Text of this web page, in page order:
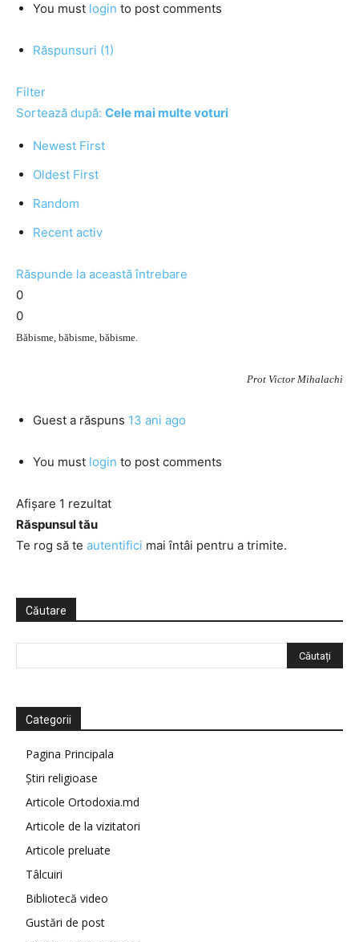
You must login to post comments
Răspunsuri (1)
Filter
Sortează după: Cele mai multe voturi
Newest First
Oldest First
Random
Recent activ
Răspunde la această întrebare
0
0
Băbisme, băbisme, băbisme.
Prot Victor Mihalachi
Guest a răspuns 13 ani ago
You must login to post comments
Afișare 1 rezultat
Răspunsul tău
Te rog să te autentifici mai întâi pentru a trimite.
Căutare
Categorii
Pagina Principala
Știri religioase
Articole Ortodoxia.md
Articole de la vizitatori
Articole preluate
Tâlcuiri
Bibliotecă video
Gustări de post